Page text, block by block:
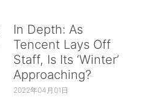
In Depth: As
Tencent Lays Off
Staff, Is Its ‘Winter’
Approaching?
2022年04月01日